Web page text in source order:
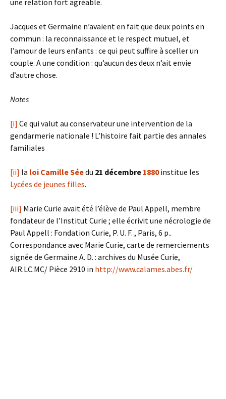
une relation fort agréable.
Jacques et Germaine n’avaient en fait que deux points en
commun : la reconnaissance et le respect mutuel, et
l’amour de leurs enfants : ce qui peut suffire à sceller un
couple. A une condition : qu’aucun des deux n’ait envie
d’autre chose.
Notes
[i] Ce qui valut au conservateur une intervention de la
gendarmerie nationale ! L’histoire fait partie des annales
familiales
[ii] la loi Camille Séedu 21 décembre 1880institue les
Lycées de jeunes filles.
[iii] Marie Curie avait été l’élève de Paul Appell, membre
fondateur de l’Institut Curie ; elle écrivit une nécrologie de
Paul Appell : Fondation Curie, P. U. F. , Paris, 6 p..
Correspondance avec Marie Curie, carte de remerciements
signée de Germaine A. D. : archives du Musée Curie,
AIR.LC.MC/ Pièce 2910 in http://www.calames.abes.fr/